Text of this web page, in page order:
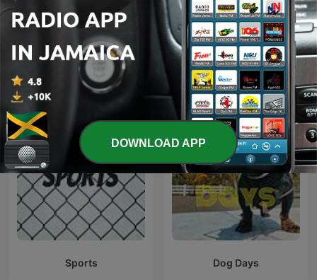
#RE2020: Disrupt Real
Estate
NXT Chapter with T.D.
Jakes
Sports Dog Days
DOWNLOAD APP